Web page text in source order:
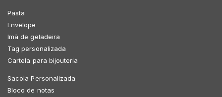
Pasta
Envelope
Imã de geladeira
Tag personalizada
Cartela para bijouteria
Sacola Personalizada
Bloco de notas